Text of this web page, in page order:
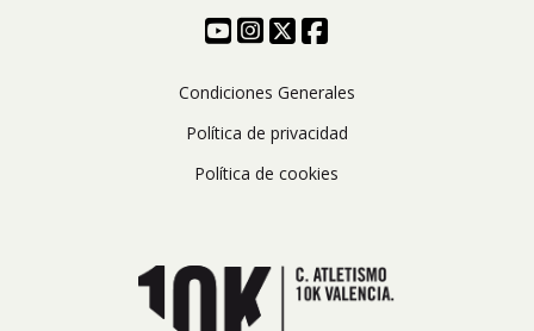
Condiciones Generales
Política de privacidad
Política de cookies